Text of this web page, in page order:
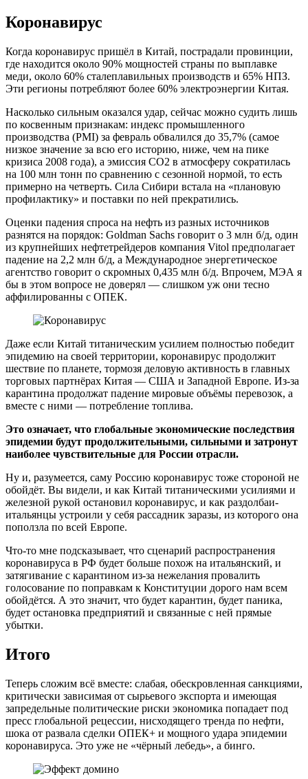
Коронавирус
Когда коронавирус пришёл в Китай, пострадали провинции,
где находится около 90% мощностей страны по выплавке
меди, около 60% сталеплавильных производств и 65% НПЗ.
Эти регионы потребляют более 60% электроэнергии Китая.
Насколько сильным оказался удар, сейчас можно судить лишь
по косвенным признакам: индекс промышленного
производства (PMI) за февраль обвалился до 35,7% (самое
низкое значение за всю его историю, ниже, чем на пике
кризиса 2008 года), а эмиссия CO2 в атмосферу сократилась
на 100 млн тонн по сравнению с сезонной нормой, то есть
примерно на четверть. Сила Сибири встала на «плановую
профилактику» и поставки по ней прекратились.
Оценки падения спроса на нефть из разных источников
разнятся на порядок: Goldman Sachs говорит о 3 млн б/д, один
из крупнейших нефтетрейдеров компания Vitol предполагает
падение на 2,2 млн б/д, а Международное энергетическое
агентство говорит о скромных 0,435 млн б/д. Впрочем, МЭА я
бы в этом вопросе не доверял — слишком уж они тесно
аффилированны с ОПЕК.
Даже если Китай титаническим усилием полностью победит
эпидемию на своей территории, коронавирус продолжит
шествие по планете, тормозя деловую активность в главных
торговых партнёрах Китая — США и Западной Европе. Из-за
карантина продолжат падение мировые объёмы перевозок, а
вместе с ними — потребление топлива.
Это означает, что глобальные экономические последствия
эпидемии будут продолжительными, сильными и затронут
наиболее чувствительные для России отрасли.
Ну и, разумеется, саму Россию коронавирус тоже стороной не
обойдёт. Вы видели, и как Китай титаническими усилиями и
железной рукой остановил коронавирус, и как раздолбаи-
итальянцы устроили у себя рассадник заразы, из которого она
поползла по всей Европе.
Что-то мне подсказывает, что сценарий распространения
коронавируса в РФ будет больше похож на итальянский, и
затягивание с карантином из-за нежелания провалить
голосование по поправкам к Конституции дорого нам всем
обойдётся. А это значит, что будет карантин, будет паника,
будет остановка предприятий и связанные с ней прямые
убытки.
Итого
Теперь сложим всё вместе: слабая, обескровленная санкциями,
критически зависимая от сырьевого экспорта и имеющая
запредельные политические риски экономика попадает под
пресс глобальной рецессии, нисходящего тренда по нефти,
шока от развала сделки ОПЕК+ и мощного удара эпидемии
коронавируса. Это уже не «чёрный лебедь», а бинго.